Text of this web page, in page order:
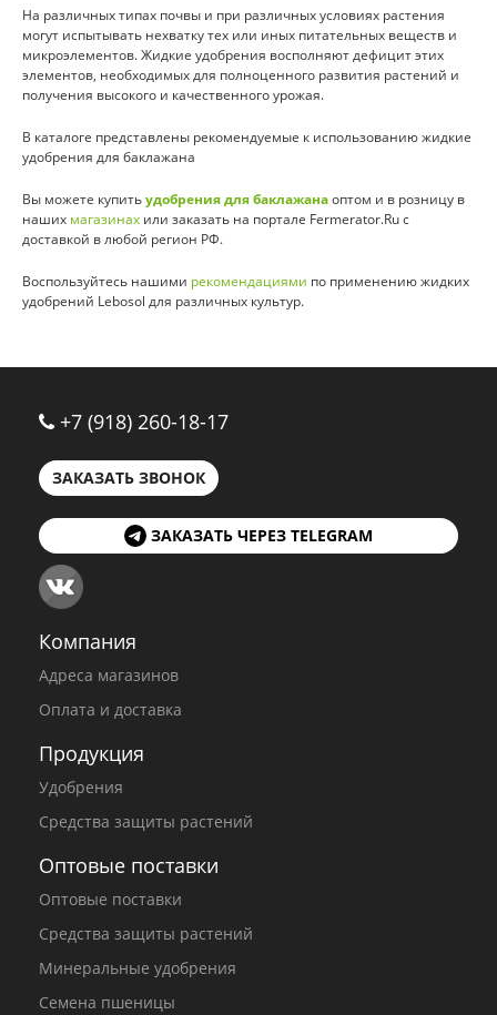
На различных типах почвы и при различных условиях растения
могут испытывать нехватку тех или иных питательных веществ и
микроэлементов. Жидкие удобрения восполняют дефицит этих
элементов, необходимых для полноценного развития растений и
получения высокого и качественного урожая.
В каталоге представлены рекомендуемые к использованию жидкие
удобрения для баклажана
Вы можете купитьудобрения для баклажанаоптом и в розницу в
наших магазинах или заказать на портале Fermerator.Ru с
доставкой в любой регион РФ.
Воспользуйтесь нашими рекомендациями по применению жидких
удобрений Lebosol для различных культур.
+7 (918) 260-18-17
ЗАКАЗАТЬ ЗВОНОК
ЗАКАЗАТЬ ЧЕРЕЗ TELEGRAM
Компания
Адреса магазинов
Оплата и доставка
Продукция
Удобрения
Средства защиты растений
Оптовые поставки
Оптовые поставки
Средства защиты растений
Минеральные удобрения
Семена пшеницы